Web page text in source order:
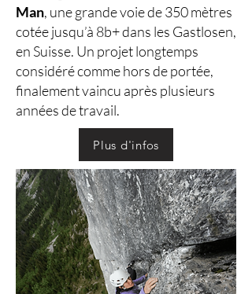
Man, une grande voie de 350 mètres
cotée jusqu’à 8b+ dans les Gastlosen,
en Suisse. Un projet longtemps
considéré comme hors de portée,
finalement vaincu après plusieurs
années de travail.
Plus d'infos